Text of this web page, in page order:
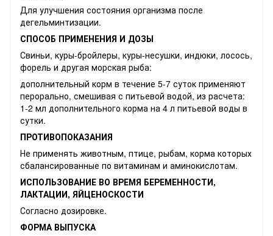
Для улучшения состояния организма после
дегельминтизации.
СПОСОБ ПРИМЕНЕНИЯ И ДОЗЫ
Свиньи, куры-бройлеры, куры-несушки, индюки, лосось,
форель и другая морская рыба:
дополнительный корм в течение 5-7 суток применяют
перорально, смешивая с питьевой водой, из расчета:
1-2 мл дополнительного корма на 4 л питьевой воды в
сутки.
ПРОТИВОПОКАЗАНИЯ
Не применять животным, птице, рыбам, корма которых
сбалансированные по витаминам и аминокислотам.
ИСПОЛЬЗОВАНИЕ ВО ВРЕМЯ БЕРЕМЕННОСТИ,
ЛАКТАЦИИ, ЯЙЦЕНОСКОСТИ
Согласно дозировке.
ФОРМА ВЫПУСКА